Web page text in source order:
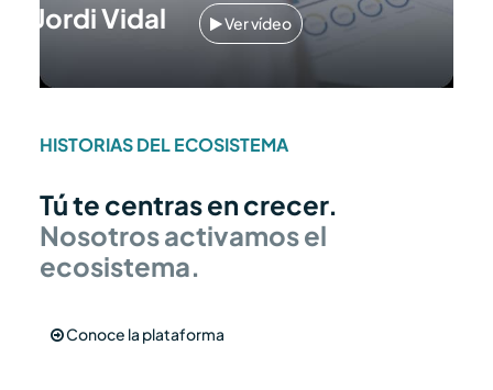
Jordi Vidal Ver vídeo
HISTORIAS DEL ECOSISTEMA
Tú te centras en crecer.
Nosotros activamos el
ecosistema.
Conoce la plataforma